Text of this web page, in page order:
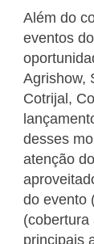
Além do
eventos
Agrishow,
Cotrijal,
desses
atenção
do evento
principais